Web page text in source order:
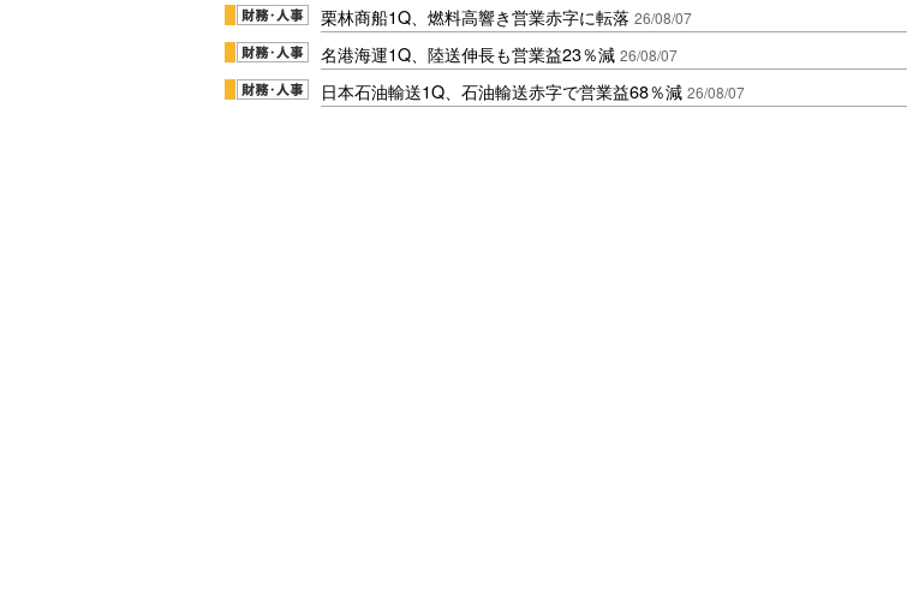
栗林商船1Q、燃料高響き営業赤字に転落 26/08/07
名港海運1Q、陸送伸長も営業益23％減 26/08/07
日本石油輸送1Q、石油輸送赤字で営業益68％減 26/08/07